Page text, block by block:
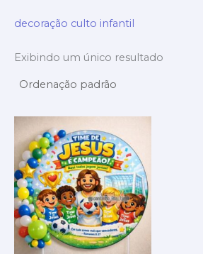
decoração culto infantil
Exibindo um único resultado